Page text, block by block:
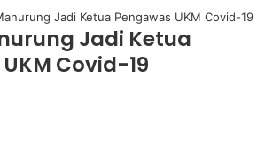
Jadi Ketua
Covid-19